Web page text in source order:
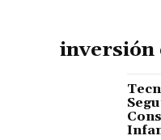
inversión